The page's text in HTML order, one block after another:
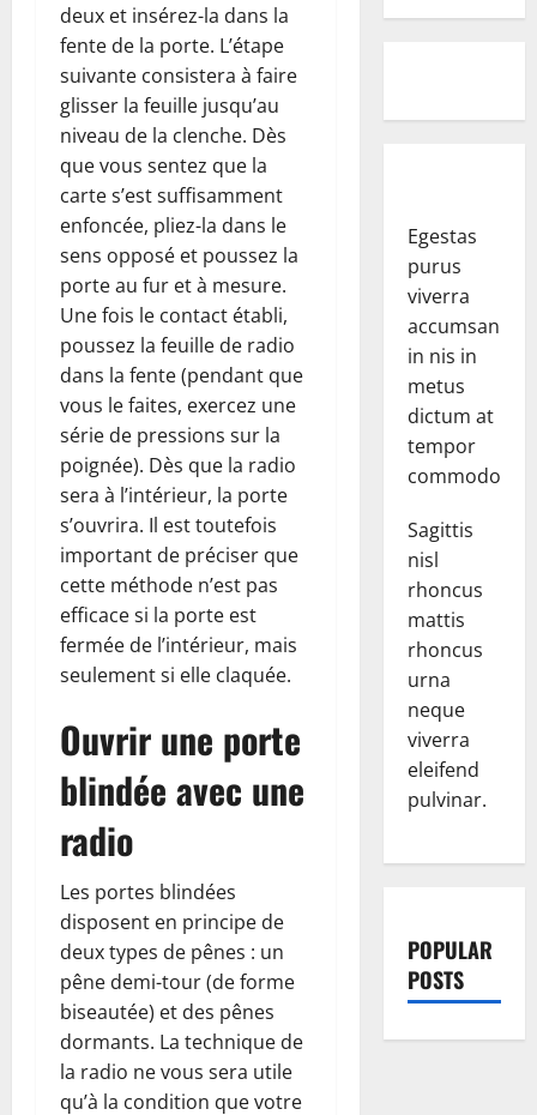
deux et insérez-la dans la
fente de la porte. L’étape
suivante consistera à faire
glisser la feuille jusqu’au
niveau de la clenche. Dès
que vous sentez que la
carte s’est suffisamment
enfoncée, pliez-la dans le
sens opposé et poussez la
porte au fur et à mesure.
Une fois le contact établi,
poussez la feuille de radio
dans la fente (pendant que
vous le faites, exercez une
série de pressions sur la
poignée). Dès que la radio
sera à l’intérieur, la porte
s’ouvrira. Il est toutefois
important de préciser que
cette méthode n’est pas
efficace si la porte est
fermée de l’intérieur, mais
seulement si elle claquée.
Ouvrir une porte
blindée avec une
radio
Les portes blindées
disposent en principe de
deux types de pênes : un
pêne demi-tour (de forme
biseautée) et des pênes
dormants. La technique de
la radio ne vous sera utile
qu’à la condition que votre
Egestas
purus
viverra
accumsan
in nis in
metus
dictum at
tempor
commodo.
Sagittis
nisl
rhoncus
mattis
rhoncus
urna
neque
viverra
eleifend
pulvinar.
POPULAR
POSTS